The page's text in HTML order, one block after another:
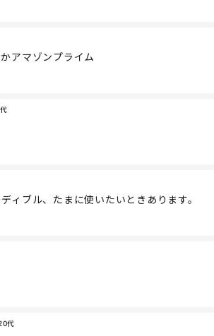
アマゾンプライム
ィブル、たまに使いたいときあります。
代